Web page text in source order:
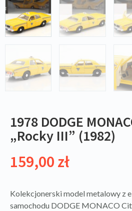
1978 DODGE
„Rocky III” (1982)
159,00 zł
Kolekcjonerski model metalowy z
samochodu DODGE MONACO